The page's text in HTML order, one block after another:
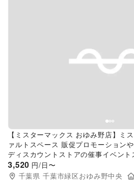
Previous slide
【ミスターマックス おゆみ野店】ミ
ァルトスペース 販促プロモーション
ディスカウントストアの催事イベント
3,520 円/日〜
千葉県 千葉市緑区おゆみ野中央